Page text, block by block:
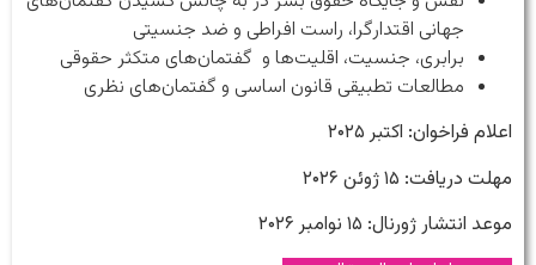
جهانی اقتدارگرا، راست افراطی و ضد جنسیتی
برابری، جنسیت، اقلیت‌ها و گفتمان‌های متکثر حقوقی
مطالعات تطبیقی قانون اساسی و گفتمان‌های نظری
اعلام فراخوان: اکتبر ۲۰۲۵
مهلت دریافت: ۱۵ ژوئن ۲۰۲۶
موعد انتشار ژورنال: ۱۵ نوامبر ۲۰۲۶